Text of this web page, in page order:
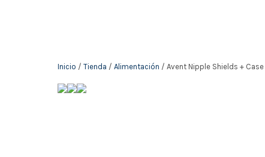
Inicio / Tienda / Alimentación / Avent Nipple Shields + Case